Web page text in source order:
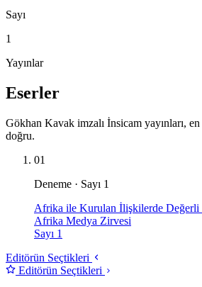
Sayı
1
Yayınlar
Eserler
Gökhan Kavak imzalı İnsicam yayınları,
doğru.
01
Deneme · Sayı 1
Afrika ile Kurulan İlişkilerde Değerli
Afrika Medya Zirvesi
Sayı 1
Editörün Seçtikleri
Editörün Seçtikleri